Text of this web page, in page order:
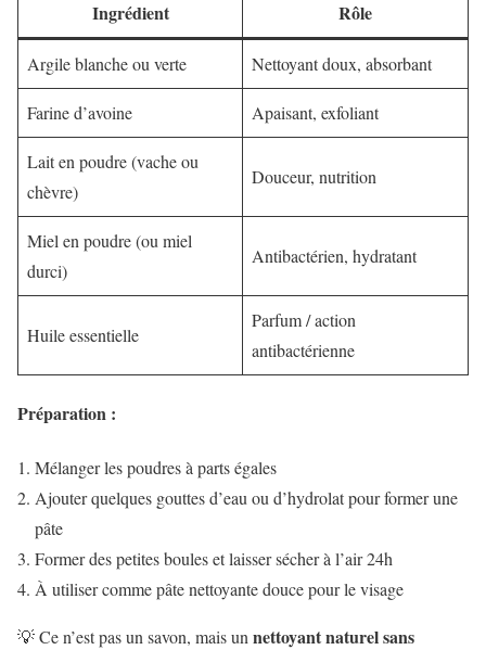
Ingrédient Rôle
Argile blanche ou verte Nettoyant doux, absorbant
Farine d’avoine Apaisant, exfoliant
Lait en poudre (vache ou
chèvre)
Douceur, nutrition
Miel en poudre (ou miel
durci)
Antibactérien, hydratant
Huile essentielle
Parfum / action
antibactérienne
Préparation :
Mélanger les poudres à parts égales
Ajouter quelques gouttes d’eau ou d’hydrolat pour former une
pâte
Former des petites boules et laisser sécher à l’air 24h
À utiliser comme pâte nettoyante douce pour le visage
💡 Ce n’est pas un savon, mais un nettoyant naturel sans